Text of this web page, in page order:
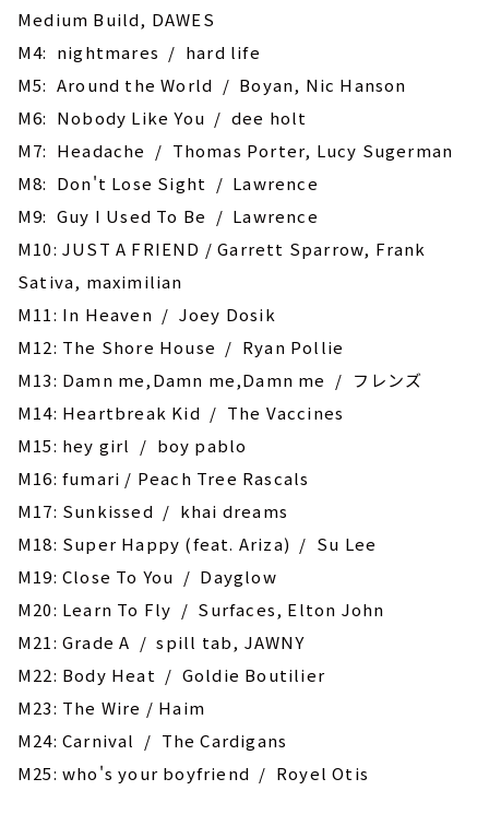
Medium Build, DAWES
M4: nightmares / hard life
M5: Around the World / Boyan, Nic Hanson
M6: Nobody Like You / dee holt
M7: Headache / Thomas Porter, Lucy Sugerman
M8: Don't Lose Sight / Lawrence
M9: Guy I Used To Be / Lawrence
M10: JUST A FRIEND / Garrett Sparrow, Frank
Sativa, maximilian
M11: In Heaven / Joey Dosik
M12: ‎The Shore House / Ryan Pollie
M13: Damn me,Damn me,Damn me / フレンズ
M14: Heartbreak Kid / The Vaccines
M15: hey girl / boy pablo
M16: fumari / Peach Tree Rascals
M17: Sunkissed / khai dreams
M18: Super Happy (feat. Ariza) / Su Lee
M19: Close To You / Dayglow
M20: Learn To Fly / Surfaces, Elton John
M21: Grade A / spill tab, JAWNY
M22: Body Heat / Goldie Boutilier
M23: The Wire / Haim
M24: Carnival / The Cardigans
M25: who's your boyfriend / Royel Otis